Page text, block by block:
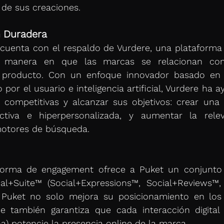
sus creaciones.
Duradera
con el respaldo de Vurdere, una
manera en que las marcas se relacionan
Con un enfoque innovador basado en
por el usuario e inteligencia artificial, Vurdere ha
competitivas y alcanzar sus objetivos: crear una
e hiperpersonalizada, y aumentar la
de búsqueda.
de engagement ofrece a Puket un
(Social+Expressions™, Social+Reviews™,
Puket no solo mejora su posicionamiento en
también garantiza que cada interacción digital